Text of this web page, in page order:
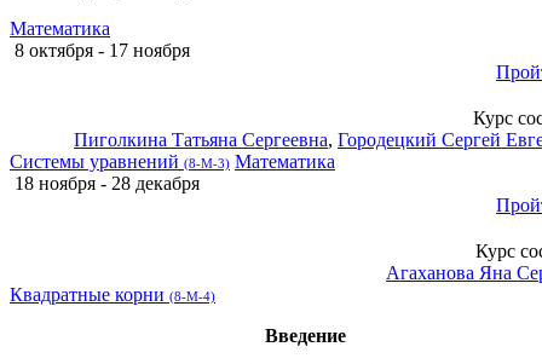
Математика
8 октября - 17 ноября
Курс
Пиголкина Татьяна Сергеевна, Городецкий Сергей
Системы уравнений (8-М-3) Математика
18 ноября - 28 декабря
Курс
Агаханова Яна
Квадратные корни (8-М-4)
Введение